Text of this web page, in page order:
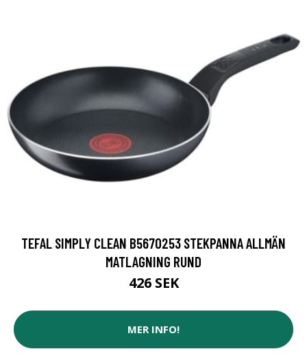
TEFAL SIMPLY CLEAN B5670253 STEKPANNA ALLMÄN
MATLAGNING RUND
426 SEK
MER INFO!